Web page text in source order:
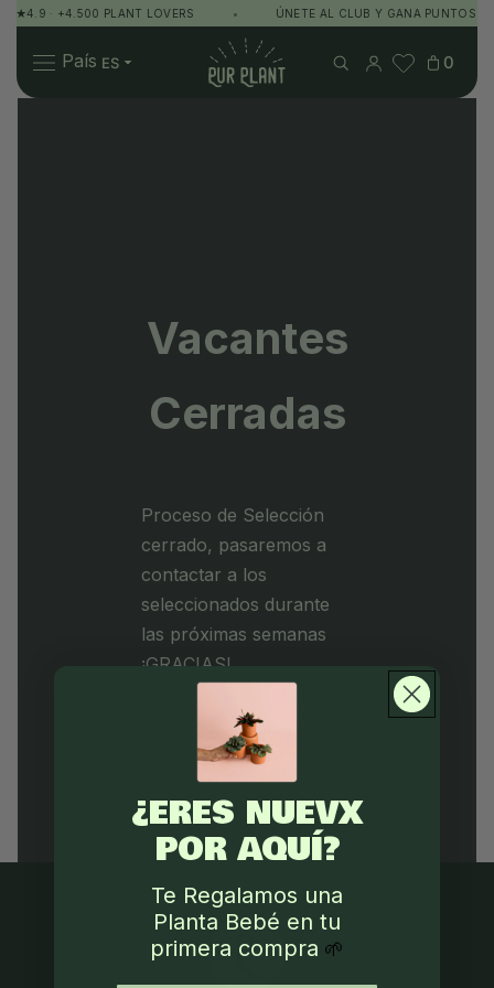
★4.9 · +4.500 PLANT LOVERS • ÚNETE AL CLUB Y GANA PUNTOS
País
Pur Plant
0
Vacantes
Cerradas
Proceso de Selección
cerrado, pasaremos a
contactar a los
seleccionados durante
las próximas semanas
¡GRACIAS!
¿ERES NUEVX
POR AQUÍ?
Te Regalamos una
Planta Bebé en tu
primera compra 🌱